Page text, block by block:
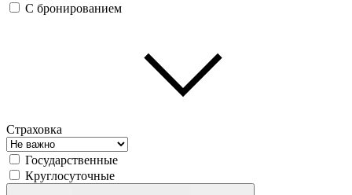
С бронированием
Страховка
Государственные
Круглосуточные